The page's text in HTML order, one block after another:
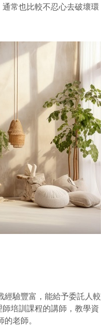
常也比較不忍心去破壞環
經驗豐富，能給予委託人較
培訓課程的講師，教學資
老師。